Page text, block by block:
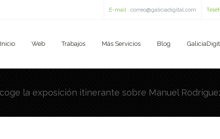
E-mail : correo@galiciadigital.com
Inicio Web Trabajos Más Servicios Blog
la exposición itinerante sobre Manuel